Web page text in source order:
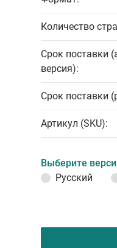
Количество
Срок поставки
версия):
Срок поставки
Артикул (SKU):
Выберите
Русский